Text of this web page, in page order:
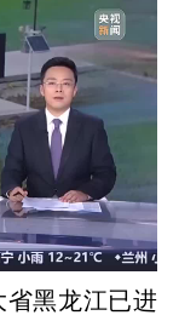
黑龙江已进